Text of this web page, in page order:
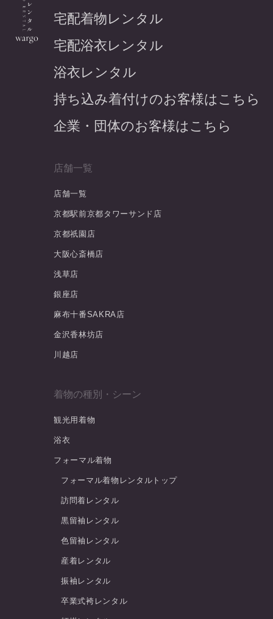
宅配着物レンタル
宅配浴衣レンタル
浴衣レンタル
持ち込み着付けのお客様はこちら
企業・団体のお客様はこちら
店舗一覧
店舗一覧
京都駅前京都タワーサンド店
京都祇園店
大阪心斎橋店
浅草店
銀座店
麻布十番SAKRA店
金沢香林坊店
川越店
着物の種別・シーン
観光用着物
浴衣
フォーマル着物
フォーマル着物レンタルトップ
訪問着レンタル
黒留袖レンタル
色留袖レンタル
産着レンタル
振袖レンタル
卒業式袴レンタル